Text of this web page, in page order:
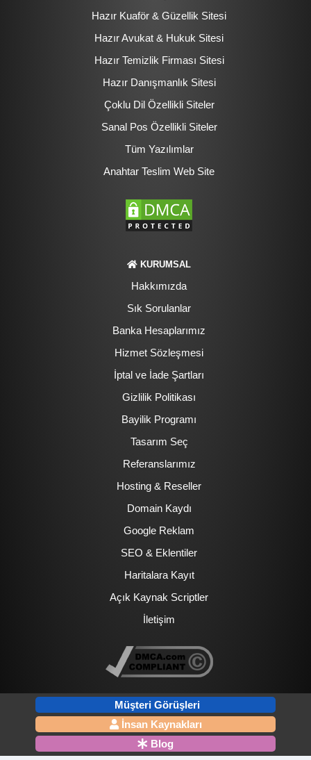
Hazır Kuaför & Güzellik Sitesi
Hazır Avukat & Hukuk Sitesi
Hazır Temizlik Firması Sitesi
Hazır Danışmanlık Sitesi
Çoklu Dil Özellikli Siteler
Sanal Pos Özellikli Siteler
Tüm Yazılımlar
Anahtar Teslim Web Site
KURUMSAL
Hakkımızda
Sık Sorulanlar
Banka Hesaplarımız
Hizmet Sözleşmesi
İptal ve İade Şartları
Gizlilik Politikası
Bayilik Programı
Tasarım Seç
Referanslarımız
Hosting & Reseller
Domain Kaydı
Google Reklam
SEO & Eklentiler
Haritalara Kayıt
Açık Kaynak Scriptler
İletişim
Müşteri Görüşleri
İnsan Kaynakları
Blog